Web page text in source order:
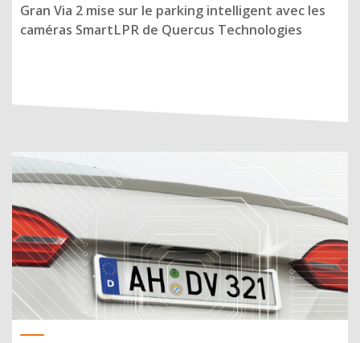
Gran Via 2 mise sur le parking intelligent avec les
caméras SmartLPR de Quercus Technologies